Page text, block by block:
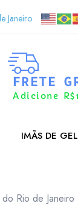
Janeiro
FRETE
Adicione
IMÃS DE
Rio de Janeiro